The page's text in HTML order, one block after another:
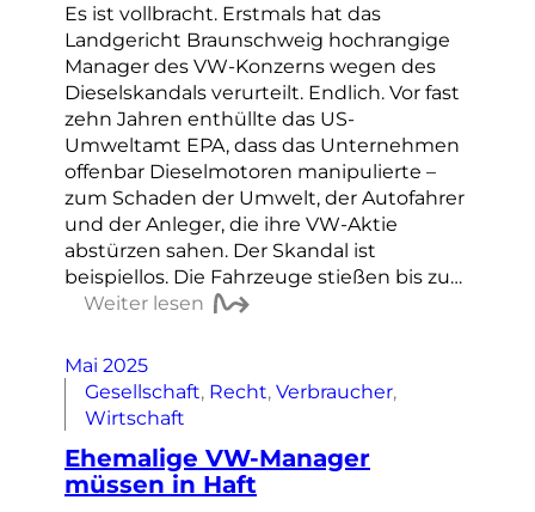
Es ist vollbracht. Erstmals hat das
Landgericht Braunschweig hochrangige
Manager des VW-Konzerns wegen des
Dieselskandals verurteilt. Endlich. Vor fast
zehn Jahren enthüllte das US-
Umweltamt EPA, dass das Unternehmen
offenbar Dieselmotoren manipulierte –
zum Schaden der Umwelt, der Autofahrer
und der Anleger, die ihre VW-Aktie
abstürzen sahen. Der Skandal ist
beispiellos. Die Fahrzeuge stießen bis zu…
Weiter lesen
Mai 2025
Gesellschaft, Recht, Verbraucher
Wirtschaft
Ehemalige VW-Manager
müssen in Haft